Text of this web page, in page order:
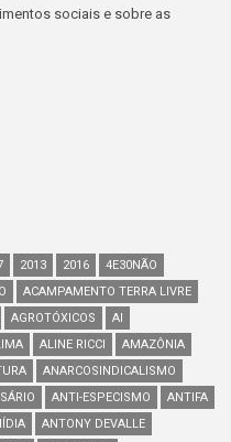
sociais e sobre as
2013 2016
4E30NÃO
ACAMPAMENTO TERRA LIVRE
AGROTÓXICOS
AI
ALINE RICCI
AMAZÔNIA
ANARCOSINDICALISMO
ANTI-ESPECISMO
ANTIFA
ANTONY DEVALLE